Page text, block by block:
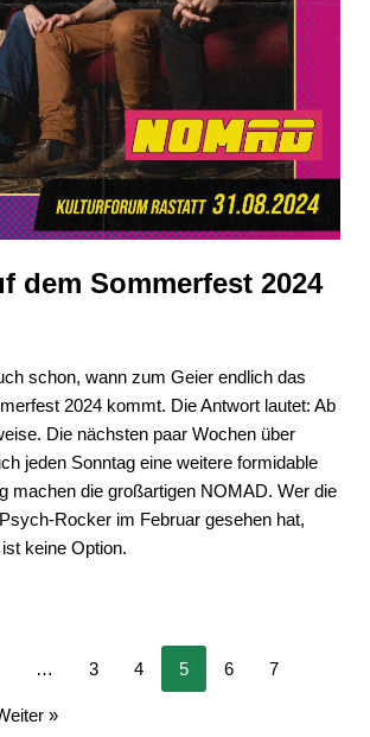
dem Sommerfest 2024
schon, wann zum Geier endlich das
2024 kommt. Die Antwort lautet: Ab
Die nächsten paar Wochen über
jeden Sonntag eine weitere formidable
machen die großartigen NOMAD. Wer die
Rocker im Februar gesehen hat,
keine Option.
… 3 4 5 6 7
»